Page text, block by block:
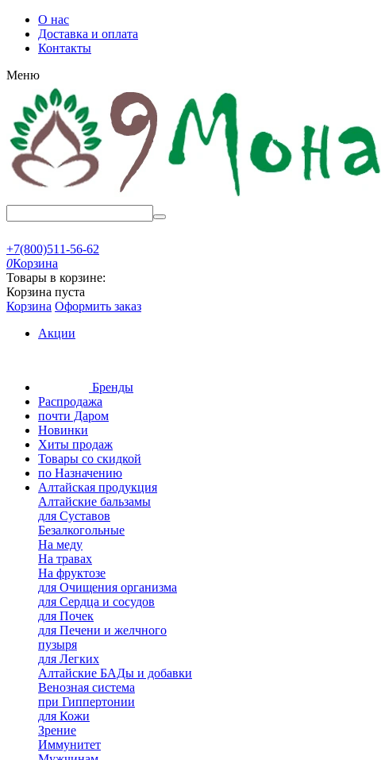
О нас
Доставка и оплата
Контакты
Меню
+7(800)511-56-62
0Корзина
Товары в корзине:
Корзина пуста
Корзина Оформить заказ
Акции
Бренды
Распродажа
почти Даром
Новинки
Хиты продаж
Товары со скидкой
по Назначению
Алтайская продукция
Алтайские бальзамы
для Суставов
Безалкогольные
На меду
На травах
На фруктозе
для Очищения организма
для Сердца и сосудов
для Почек
для Печени и желчного
пузыря
для Легких
Алтайские БАДы и добавки
Венозная система
при Гиппертонии
для Кожи
Зрение
Иммунитет